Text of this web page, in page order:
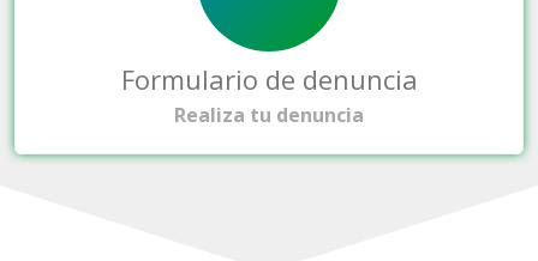
Formulario de denuncia
Realiza tu denuncia